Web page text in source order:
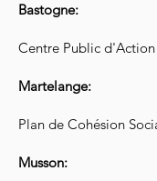
Bastogne:
Centre Public
Martelange:
Plan de Cohésion
Musson: